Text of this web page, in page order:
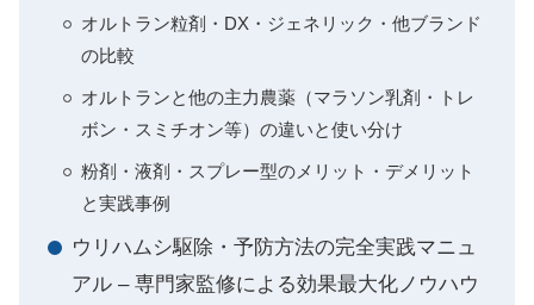
オルトラン粒剤・DX・ジェネリック・他ブランド
の比較
オルトランと他の主力農薬（マラソン乳剤・トレ
ボン・スミチオン等）の違いと使い分け
粉剤・液剤・スプレー型のメリット・デメリット
と実践事例
ウリハムシ駆除・予防方法の完全実践マニュ
アル – 専門家監修による効果最大化ノウハウ